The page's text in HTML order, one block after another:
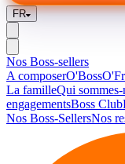
FR
Nos Boss-sellers
A composerO'Boss
La familleQui sommes-
engagementsBoss Club
Nos Boss-SellersNos